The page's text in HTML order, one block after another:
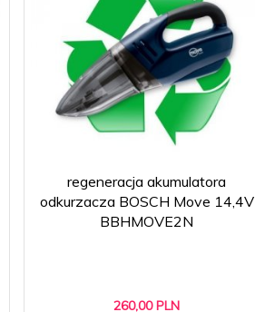
regeneracja akumulatora
odkurzacza BOSCH Move 14,4V
BBHMOVE2N
260,00 PLN